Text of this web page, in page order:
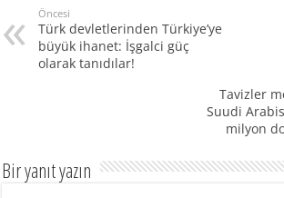
Öncesi
Türk devletlerinden Türkiye’ye
büyük ihanet: İşgalci güç
olarak tanıdılar!
Tavizler
Suudi
milyon
Bir yanıt yazın